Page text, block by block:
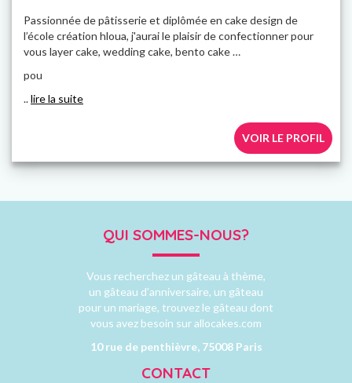
Passionnée de pâtisserie et diplômée en cake design de
l’école création hloua, j'aurai le plaisir de confectionner pour
vous layer cake, wedding cake, bento cake …
pou
..lire la suite
VOIR LE PROFIL
QUI SOMMES-NOUS?
Vous recherchez un gâteau à thème,
un gâteau d’anniversaire, un gâteau
pour un mariage, trouvez le gâteau dont
vous avez besoin sur allocakes.com
10 rue de penthièvre, 75008 Paris
CONTACT